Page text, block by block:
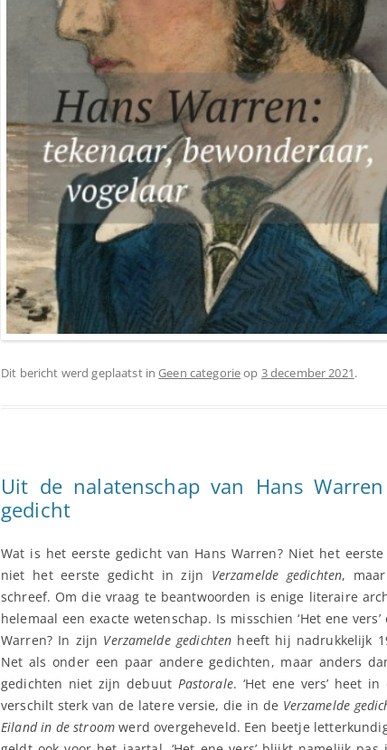
Dit bericht werd geplaatst inGeen categorieop 3 december 2021.
Uit de nalatenschap van Hans
gedicht
Wat is het eerste gedicht van Hans Warren? Niet het
niet het eerste gedicht in zijn Verzamelde gedichten,
schreef. Om die vraag te beantwoorden is enige literaire
helemaal een exacte wetenschap. Is misschien ‘Het ene
Warren? In zijn Verzamelde gedichten heeft hij nadrukkelijk
Net als onder een paar andere gedichten, maar anders
gedichten niet zijn debuut Pastorale. ‘Het ene vers’ heet
verschilt sterk van de latere versie, die in de Verzamelde
Eiland in de stroom werd overgeheveld. Een beetje